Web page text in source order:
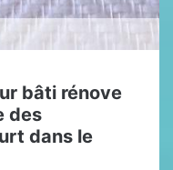
bâti rénove
des
dans le